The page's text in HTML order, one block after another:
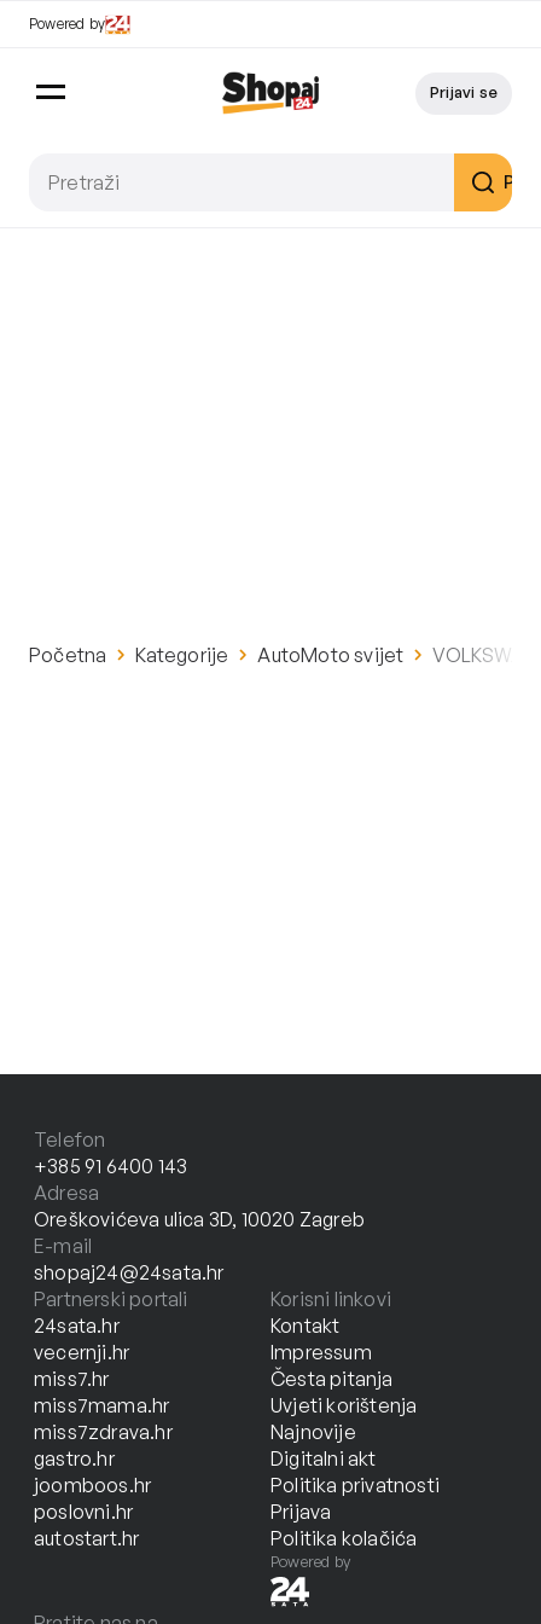
Powered by
Prijavi se
Početna Kategorije AutoMoto svijet
Telefon
+385 91 6400 143
Adresa
Oreškovićeva ulica 3D, 10020 Zagreb
E-mail
shopaj24@24sata.hr
Partnerski portali
24sata.hr
vecernji.hr
miss7.hr
miss7mama.hr
miss7zdrava.hr
gastro.hr
joomboos.hr
poslovni.hr
autostart.hr
Korisni linkovi
Kontakt
Impressum
Česta pitanja
Uvjeti korištenja
Najnovije
Digitalni akt
Politika privatnosti
Prijava
Politika kolačića
Powered by